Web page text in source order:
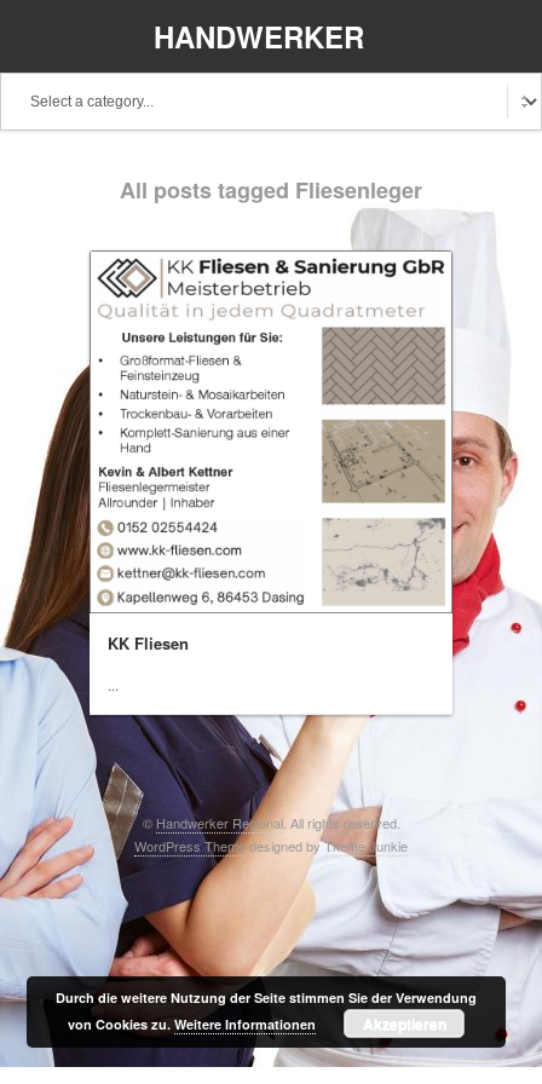
HANDWERKER
Hessen
Mecklenburg-Vorpommern Niedersachsen
Nordrhein-Westfalen Rheinland-Pfalz Saarland
Sachsen Schleswig-Holstein Thüringen
Stellenangebote
All posts tagged Fliesenleger
KK Fliesen
...
© Handwerker Regional. All rights reserved.
WordPress Themedesigned byTheme Junkie
Durch die weitere Nutzung der Seite stimmen Sie der Verwendung
von Cookies zu.Weitere Informationen Akzeptieren